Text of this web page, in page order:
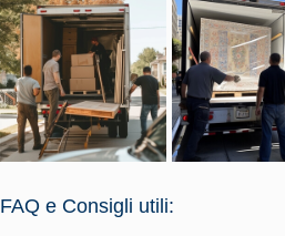
FAQ e Consigli utili: